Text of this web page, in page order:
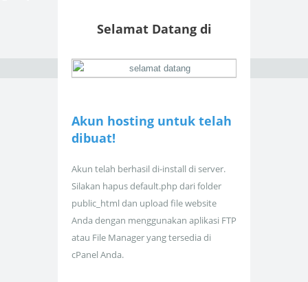
Selamat Datang di
Akun hosting untuk telah
dibuat!
Akun telah berhasil di-install di server.
Silakan hapus default.php dari folder
public_html dan upload file website
Anda dengan menggunakan aplikasi FTP
atau File Manager yang tersedia di
cPanel Anda.